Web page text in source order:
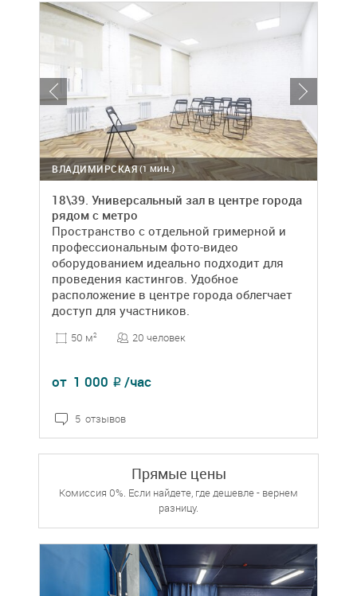
(1 МИН.)
ВЛАДИМИРСКАЯ
18\39. Универсальный зал в центре города
рядом с метро
Пространство с отдельной гримерной и
профессиональным фото-видео
оборудованием идеально подходит для
проведения кастингов. Удобное
расположение в центре города облегчает
доступ для участников.
50 м2 20 человек
от 1 000 ₽ /час
5 отзывов
Прямые цены
Комиссия 0%. Если найдете, где дешевле - вернем
разницу.